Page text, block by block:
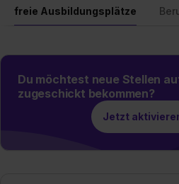
freie Ausbildungsplätze
Du möchtest neue Stellen
zugeschickt bekommen?
Jetzt